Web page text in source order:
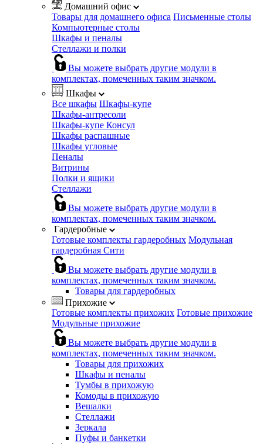
Домашний офис
Товары для домашнего офиса Письменные столы
Компьютерные столы
Шкафы и пеналы
Стеллажи и полки
Вы можете выбрать другие модули в
комплектах, помеченных таким значком.
Шкафы
Все шкафы Шкафы-купе
Шкафы-антресоли
Шкафы-купе Консул
Шкафы распашные
Шкафы угловые
Пеналы
Витрины
Полки и ящики
Стеллажи
Вы можете выбрать другие модули в
комплектах, помеченных таким значком.
Гардеробные
Готовые комплекты гардеробных Модульная
гардеробная Сити
Вы можете выбрать другие модули в
комплектах, помеченных таким значком.
Товары для гардеробных
Прихожие
Готовые комплекты прихожих Готовые прихожие
Модульные прихожие
Вы можете выбрать другие модули в
комплектах, помеченных таким значком.
Товары для прихожих
Шкафы и пеналы
Тумбы в прихожую
Комоды в прихожую
Вешалки
Стеллажи
Зеркала
Пуфы и банкетки